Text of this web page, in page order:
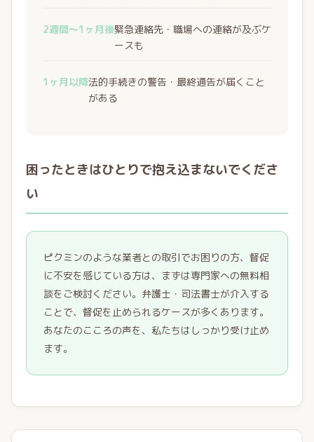
2週間〜1ヶ月後緊急連絡先・職場への連絡が及ぶケ
ースも
1ヶ月以降法的手続きの警告・最終通告が届くこと
がある
困ったときはひとりで抱え込まないでくださ
い
ピクミンのような業者との取引でお困りの方、督促
に不安を感じている方は、まずは専門家への無料相
談をご検討ください。弁護士・司法書士が介入する
ことで、督促を止められるケースが多くあります。
あなたのこころの声を、私たちはしっかり受け止め
ます。